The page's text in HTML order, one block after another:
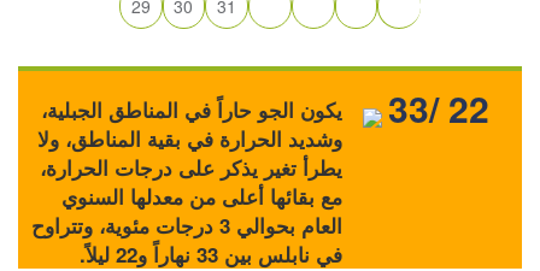
29 30 31
يكون الجو حاراً في المناطق الجبلية،
وشديد الحرارة في بقية المناطق، ولا
يطرأ تغير يذكر على درجات الحرارة،
مع بقائها أعلى من معدلها السنوي
العام بحوالي 3 درجات مئوية، وتتراوح
في نابلس بين 33 نهاراً و22 ليلاً.
33/ 22